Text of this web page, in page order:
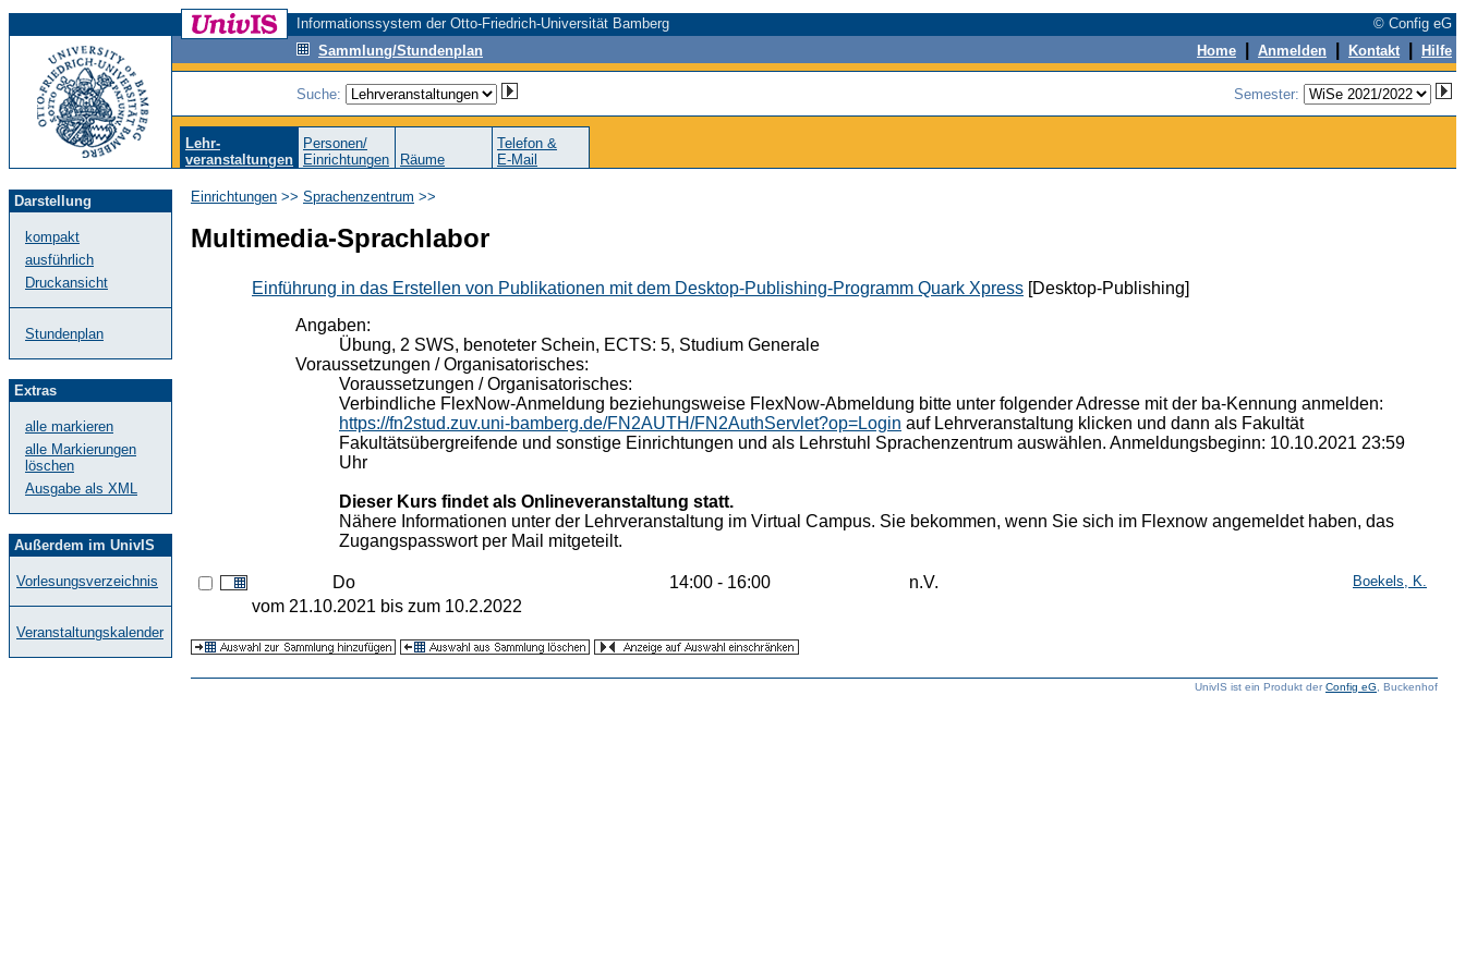
Informationssystem der Otto-Friedrich-Universität Bamberg
© Config eG
Sammlung/Stundenplan
Home Anmelden Kontakt Hilfe
Suche: Semester:
Lehr-
veranstaltungen
Personen/
Einrichtungen
Räume
Telefon &
E-Mail
Darstellung
kompakt
ausführlich
Druckansicht
Stundenplan
Extras
alle markieren
alle Markierungen
löschen
Ausgabe als XML
Außerdem im UnivIS
Vorlesungsverzeichnis
Veranstaltungskalender
Einrichtungen >> Sprachenzentrum >>
Multimedia-Sprachlabor
Einführung in das Erstellen von Publikationen mit dem Desktop-Publishing-Programm Quark Xpress [Desktop-Publishing]
Angaben:
Übung, 2 SWS, benoteter Schein, ECTS: 5, Studium Generale
Voraussetzungen / Organisatorisches:
Voraussetzungen / Organisatorisches:
Verbindliche FlexNow-Anmeldung beziehungsweise FlexNow-Abmeldung bitte unter folgender Adresse mit der ba-Kennung anmelden:
https://fn2stud.zuv.uni-bamberg.de/FN2AUTH/FN2AuthServlet?op=Login auf Lehrveranstaltung klicken und dann als Fakultät
Fakultätsübergreifende und sonstige Einrichtungen und als Lehrstuhl Sprachenzentrum auswählen. Anmeldungsbeginn: 10.10.2021 23:59
Uhr
Dieser Kurs findet als Onlineveranstaltung statt.
Nähere Informationen unter der Lehrveranstaltung im Virtual Campus. Sie bekommen, wenn Sie sich im Flexnow angemeldet haben, das
Zugangspasswort per Mail mitgeteilt.
Do 14:00 - 16:00 n.V. Boekels, K.
vom 21.10.2021 bis zum 10.2.2022
UnivIS ist ein Produkt derConfig eG , Buckenhof